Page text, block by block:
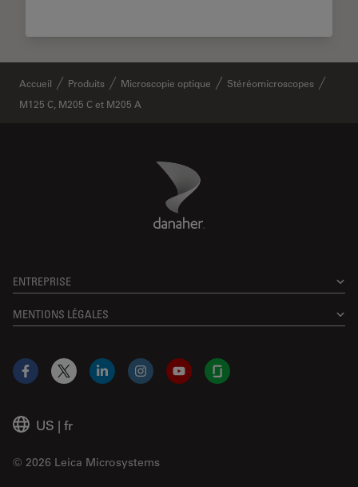
Accueil Produits Microscopie optique
Stéréomicroscopes
M125 C, M205 C et M205 A
Danaher Logo
ENTREPRISE
MENTIONS LÉGALES
US | fr
© 2026 Leica Microsystems
Facebook
X LinkedInInstagramYouTubeGlassdoor